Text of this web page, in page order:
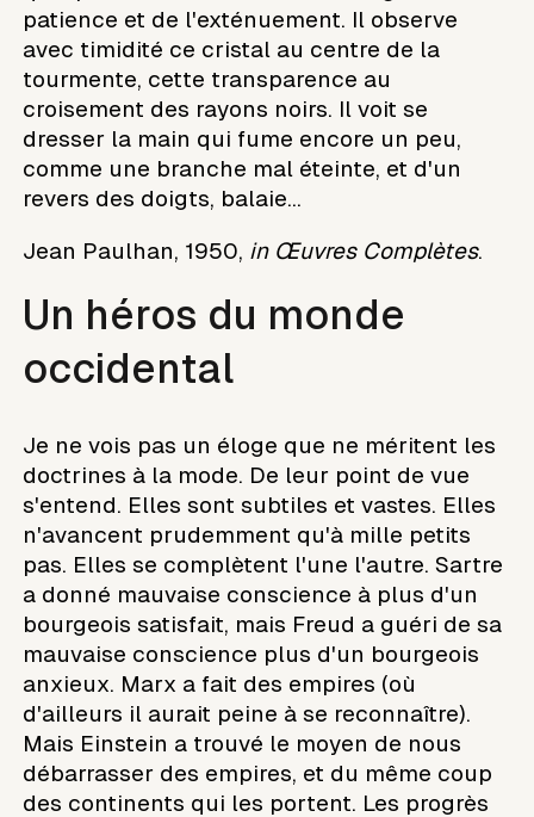
patience et de l'exténuement. Il observe
avec timidité ce cristal au centre de la
tourmente, cette transparence au
croisement des rayons noirs. Il voit se
dresser la main qui fume encore un peu,
comme une branche mal éteinte, et d'un
revers des doigts, balaie...
Jean Paulhan, 1950, in Œuvres Complètes.
Un héros du monde
occidental
Je ne vois pas un éloge que ne méritent les
doctrines à la mode. De leur point de vue
s'entend. Elles sont subtiles et vastes. Elles
n'avancent prudemment qu'à mille petits
pas. Elles se complètent l'une l'autre. Sartre
a donné mauvaise conscience à plus d'un
bourgeois satisfait, mais Freud a guéri de sa
mauvaise conscience plus d'un bourgeois
anxieux. Marx a fait des empires (où
d'ailleurs il aurait peine à se reconnaître).
Mais Einstein a trouvé le moyen de nous
débarrasser des empires, et du même coup
des continents qui les portent. Les progrès